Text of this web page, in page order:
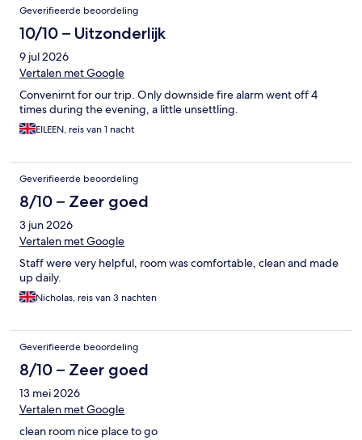
Geverifieerde beoordeling
10/10 – Uitzonderlijk
9 jul 2026
Vertalen met Google
Convenirnt for our trip. Only downside fire alarm went off 4
times during the evening, a little unsettling.
EILEEN, reis van 1 nacht
Geverifieerde beoordeling
8/10 – Zeer goed
3 jun 2026
Vertalen met Google
Staff were very helpful, room was comfortable, clean and made
up daily.
Nicholas, reis van 3 nachten
Geverifieerde beoordeling
8/10 – Zeer goed
13 mei 2026
Vertalen met Google
clean room nice place to go